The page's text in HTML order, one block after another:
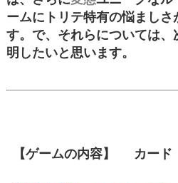
ームにトリテ特有の悩まし
す。で、 それらについては
明したいと思います。
【ゲームの内容】 カー